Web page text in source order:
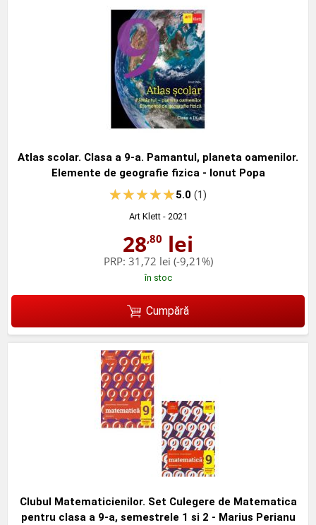
Atlas scolar. Clasa a 9-a. Pamantul, planeta oamenilor.
Elemente de geografie fizica - Ionut Popa
5.0(1)
Art Klett- 2021
28,80 lei
PRP: 31,72 lei (-9,21%)
în stoc
Cumpără
Clubul Matematicienilor. Set Culegere de Matematica
pentru clasa a 9-a, semestrele 1 si 2 - Marius Perianu